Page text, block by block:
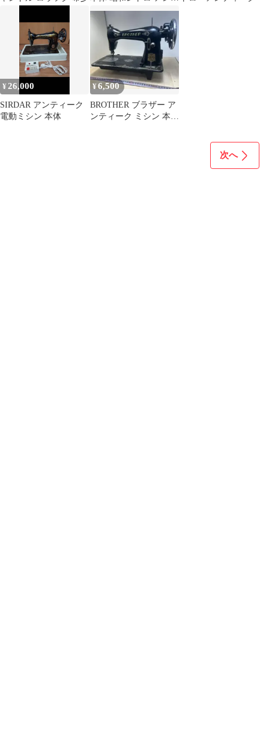
ィーク
¥ 26,000
SIRDAR アンティーク
電動ミシン 本体
¥6,500
BROTHER ブラザー ア
ンティーク ミシン 本体
次へ